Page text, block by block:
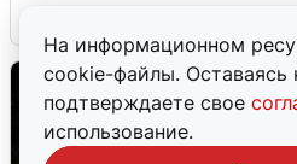
На информационном
cookie-файлы. Оставаясь
подтверждаете свое
использование.